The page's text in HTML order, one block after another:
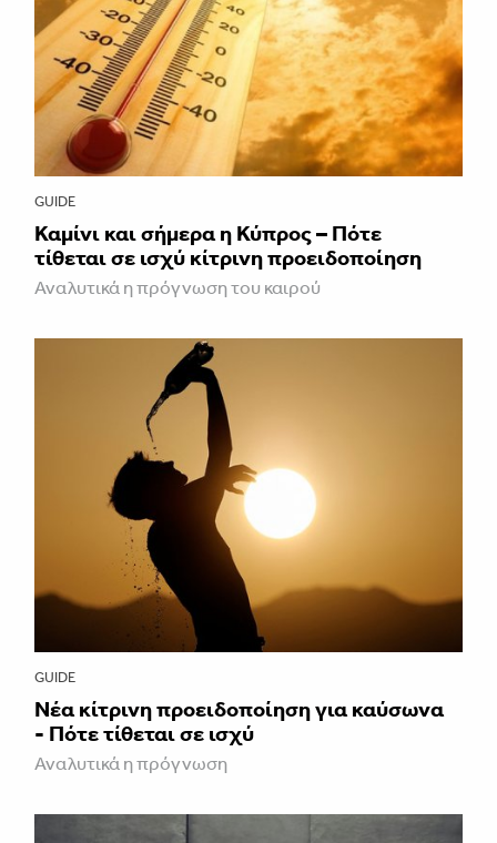
GUIDE
Καμίνι και σήμερα η Κύπρος – Πότε
τίθεται σε ισχύ κίτρινη προειδοποίηση
Αναλυτικά η πρόγνωση του καιρού
GUIDE
Νέα κίτρινη προειδοποίηση για καύσωνα
- Πότε τίθεται σε ισχύ
Αναλυτικά η πρόγνωση